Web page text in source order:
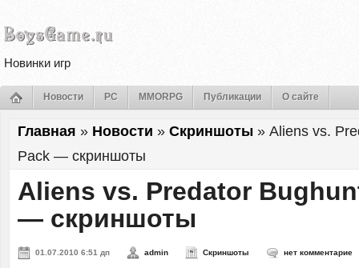
Новинки игр
Новости PC MMORPG Публикации О сайте
Главная » Новости » Скриншоты » Aliens vs.
Pack — скриншоты
Aliens vs. Predator
— скриншоты
01.07.2010 6:51 дп admin Скриншоты нет комментарие